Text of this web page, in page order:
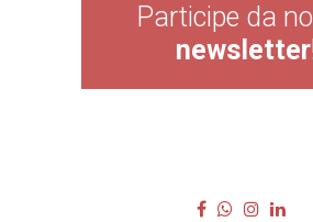
Participe da
newsletter!